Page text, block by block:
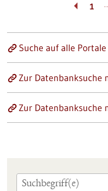
1
Suche auf alle
Zur Datenbanksuche
Zur Datenbanksuche